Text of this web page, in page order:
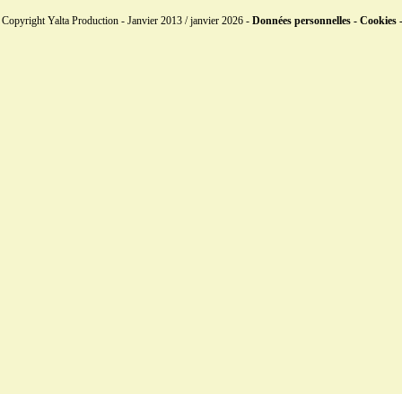
Copyright Yalta Production - Janvier 2013 / janvier 2026 - Données personnelles - Cookies